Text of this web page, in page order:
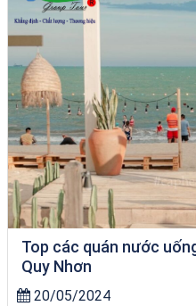
Top các quán nước
Quy Nhơn
20/05/2024